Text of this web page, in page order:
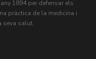
1894 per defensar els
pràctica de la medicina i
seva salut.